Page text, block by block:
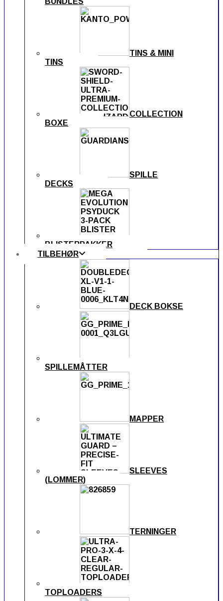
TINS & MINI
TINS
COLLECTION
BOXE
SPILLE
DECKS
BLISTERPAKKER
TILBEHØR
DECK BOKSE
SPILLEMÅTTER
MAPPER
SLEEVES
(LOMMER)
TERNINGER
TOPLOADERS